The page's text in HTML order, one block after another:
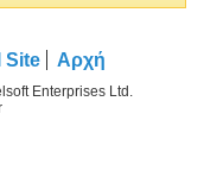
Site Αρχή
Enterprises Ltd.